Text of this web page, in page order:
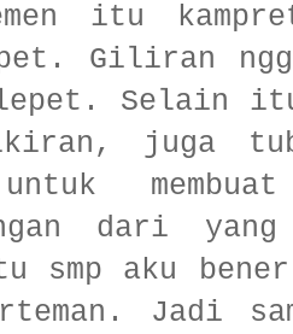
itu
Giliran
Selain
juga
untuk
dari yang
smp aku
Jadi